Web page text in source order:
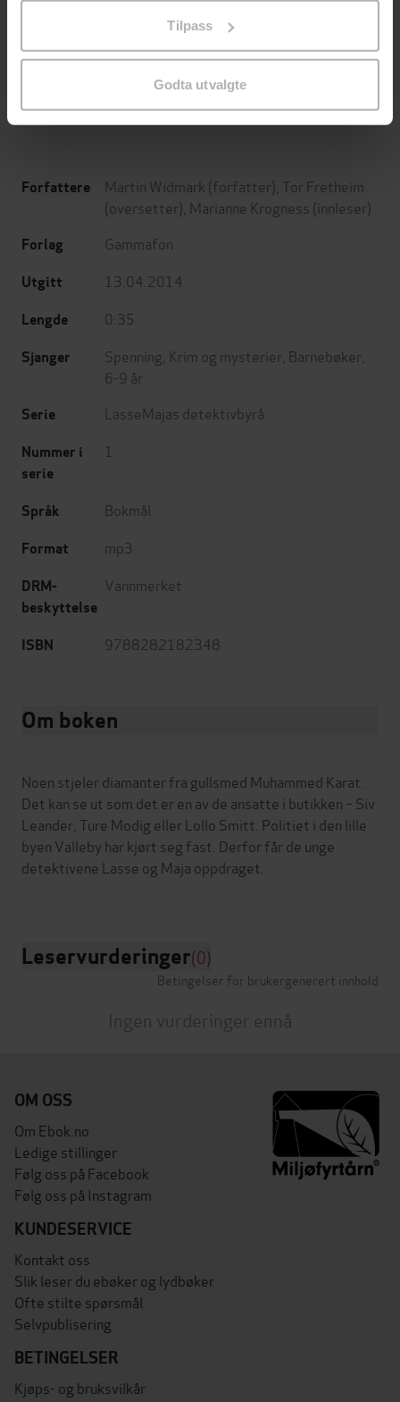
Tilpass
Godta utvalgte
Galoppmysteriet
Martin Widmark
Werner Holzwarth
Forfattere Martin Widmark (forfatter), Tor Fretheim
(oversetter), Marianne Krogness (innleser)
Forlag Gammafon
Utgitt 13.04.2014
Lengde 0:35
Sjanger Spenning Krim og mysterier Barnebøker
6-9 år
Serie LasseMajas detektivbyrå
Nummer i
serie
1
Språk Bokmål
Format mp3
DRM-
beskyttelse
Vannmerket
ISBN 9788282182348
Om boken
Noen stjeler diamanter fra gullsmed Muhammed Karat.
Det kan se ut som det er en av de ansatte i butikken – Siv
Leander, Ture Modig eller Lollo Smitt. Politiet i den lille
byen Valleby har kjørt seg fast. Derfor får de unge
detektivene Lasse og Maja oppdraget.
Leservurderinger(0)
Betingelser for brukergenerert innhold
Ingen vurderinger ennå
OM OSS
Om Ebok.no
Ledige stillinger
Følg oss på Facebook
Følg oss på Instagram
KUNDESERVICE
Kontakt oss
Slik leser du ebøker og lydbøker
Ofte stilte spørsmål
Selvpublisering
BETINGELSER
Kjøps- og bruksvilkår